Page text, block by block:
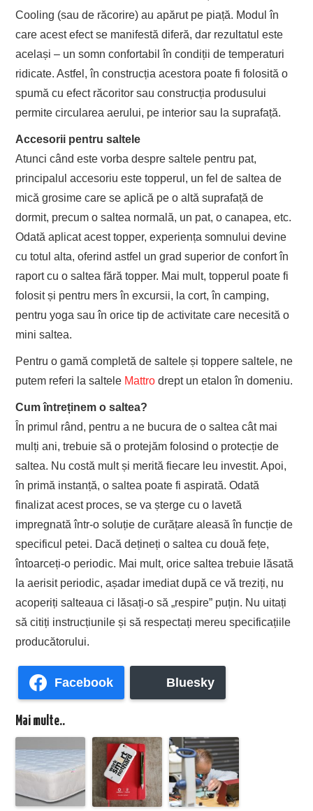
Cooling (sau de răcorire) au apărut pe piață. Modul în
care acest efect se manifestă diferă, dar rezultatul este
același – un somn confortabil în condiții de temperaturi
ridicate. Astfel, în construcția acestora poate fi folosită o
spumă cu efect răcoritor sau construcția produsului
permite circularea aerului, pe interior sau la suprafață.
Accesorii pentru saltele
Atunci când este vorba despre saltele pentru pat,
principalul accesoriu este topperul, un fel de saltea de
mică grosime care se aplică pe o altă suprafață de
dormit, precum o saltea normală, un pat, o canapea, etc.
Odată aplicat acest topper, experiența somnului devine
cu totul alta, oferind astfel un grad superior de confort în
raport cu o saltea fără topper. Mai mult, topperul poate fi
folosit și pentru mers în excursii, la cort, în camping,
pentru yoga sau în orice tip de activitate care necesită o
mini saltea.
Pentru o gamă completă de saltele și toppere saltele, ne
putem referi la saltele Mattro drept un etalon în domeniu.
Cum întreținem o saltea?
În primul rând, pentru a ne bucura de o saltea cât mai
mulți ani, trebuie să o protejăm folosind o protecție de
saltea. Nu costă mult și merită fiecare leu investit. Apoi,
în primă instanță, o saltea poate fi aspirată. Odată
finalizat acest proces, se va șterge cu o lavetă
impregnată într-o soluție de curățare aleasă în funcție de
specificul petei. Dacă dețineți o saltea cu două fețe,
întoarceți-o periodic. Mai mult, orice saltea trebuie lăsată
la aerisit periodic, așadar imediat după ce vă treziți, nu
acoperiți salteaua ci lăsați-o să „respire” puțin. Nu uitați
să citiți instrucțiunile și să respectați mereu specificațiile
producătorului.
Facebook Bluesky
Mai multe..